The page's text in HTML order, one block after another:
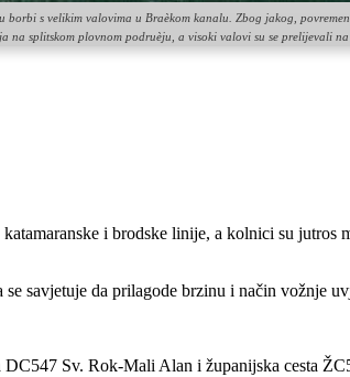
s velikim valovima u Braèkom kanalu. Zbog jakog,
splitskom plovnom podruèju, a visoki valovi su se prelijevali
i brodske linije, a kolnici su
savjetuje da prilagode brzinu i način vožnje
Sv. Rok-Mali Alan i županijska cesta